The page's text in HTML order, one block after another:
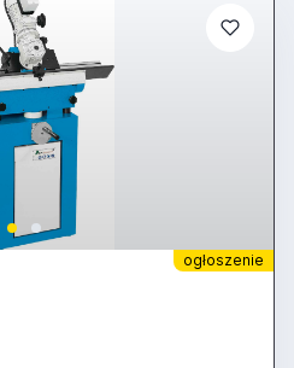
ogłoszenie